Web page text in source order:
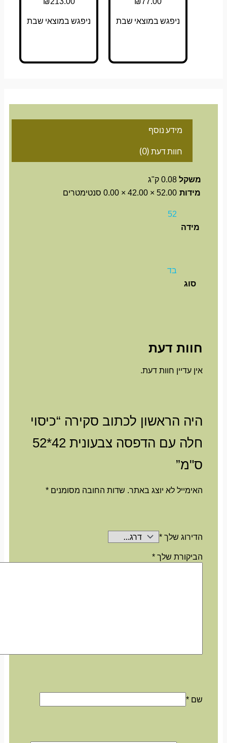
ניפגש במוצאי שבת ניפגש במוצאי שבת
מידע נוסף
חוות דעת (0)
משקל 0.08 ק"ג
מידות 52.00 × 42.00 × 0.00 סנטימטרים
מידה
סוג
חוות דעת
אין עדיין חוות דעת.
היה הראשון לכתוב סקירה “כיסוי
חלה עם הדפסה צבעונית 42*52
ס"מ”
האימייל לא יוצג באתר. שדות החובה מסומנים*
הדירוג שלך*
הביקורת שלך*
שם*